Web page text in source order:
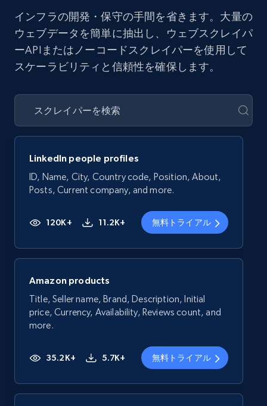
インフラの開発・保守の手間を省きます。大量の
ウェブデータを簡単に抽出し、ウェブスクレイパ
ーAPIまたはノーコードスクレイパーを使用して
スケーラビリティと信頼性を確保します。
LinkedIn people profiles
ID, Name, City, Country code, Position, About,
Posts, Current company, and more.
120K+ 11.2K+ 無料トライアル
Amazon products
Title, Seller name, Brand, Description, Initial
price, Currency, Availability, Reviews count, and
more.
35.2K+ 5.7K+ 無料トライアル